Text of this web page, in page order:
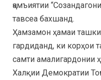
ҷамъиятии
тавсеа бахшанд.
Ҳамзамон ҳамаи
гардиданд, ки корҳои
самти амалигардонии
Халқии Демократии